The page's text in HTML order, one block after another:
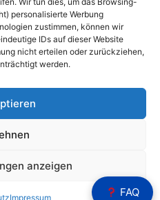
personalisierte Werbung
zustimmen, können wir
IDs auf dieser Website
nicht erteilen oder zurückziehen,
werden.
anzeigen
Impressum FAQ